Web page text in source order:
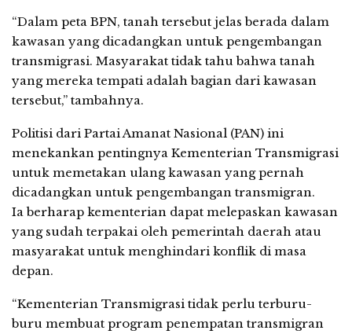
“Dalam peta BPN, tanah tersebut jelas berada dalam
kawasan yang dicadangkan untuk pengembangan
transmigrasi. Masyarakat tidak tahu bahwa tanah
yang mereka tempati adalah bagian dari kawasan
tersebut,” tambahnya.
Politisi dari Partai Amanat Nasional (PAN) ini
menekankan pentingnya Kementerian Transmigrasi
untuk memetakan ulang kawasan yang pernah
dicadangkan untuk pengembangan transmigran.
Ia berharap kementerian dapat melepaskan kawasan
yang sudah terpakai oleh pemerintah daerah atau
masyarakat untuk menghindari konflik di masa
depan.
“Kementerian Transmigrasi tidak perlu terburu-
buru membuat program penempatan transmigran